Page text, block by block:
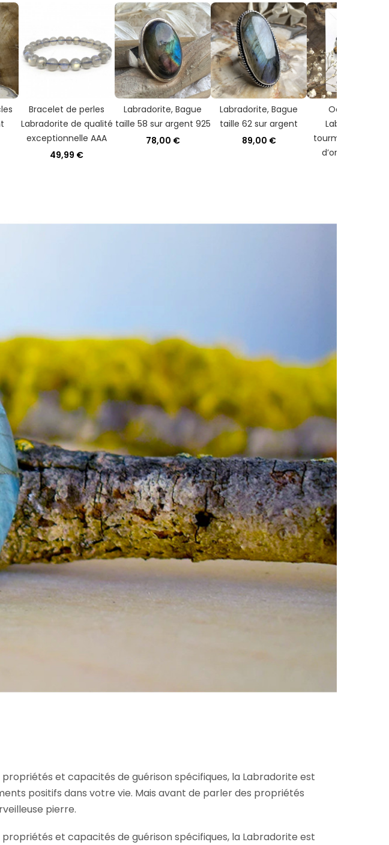
Bracelet de perles
Labradorite de qualité
exceptionnelle AAA
49,99 €
Labradorite, Bague
taille 58 sur argent 925
78,00 €
Labradorite, Bague
taille 62 sur argent
89,00 €
Oeil de tigre,
Labradorite et
tourmaline,
d’oreilles argent
et capacités de guérison spécifiques, la Labradorite est
positifs dans votre vie. Mais avant de parler des propriétés
pierre.
et capacités de guérison spécifiques, la Labradorite est